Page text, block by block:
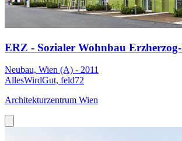
ERZ - Sozialer Wohnbau
Neubau, Wien (A) - 2011
AllesWirdGut, feld72
Architekturzentrum Wien